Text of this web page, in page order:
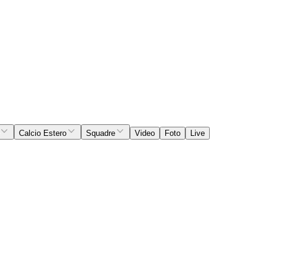
Calcio Estero Squadre Video Foto
Live